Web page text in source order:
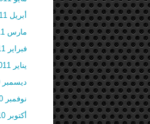
أبريل 2011
مارس 2011
فبراير 2011
يناير 2011
ديسمبر 2010
نوفمبر 2010
أكتوبر 2010